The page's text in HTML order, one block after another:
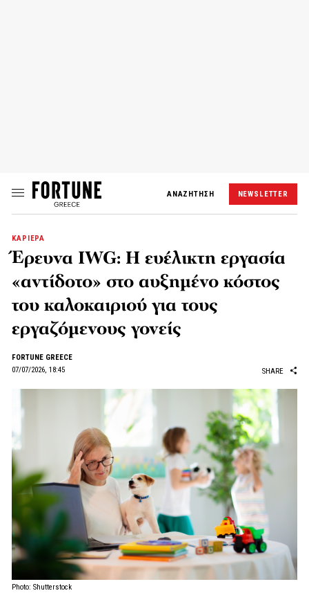
ΑΝΑΖΗΤΗΣΗ NEWSLETTER
ΚΑΡΙΕΡΑ
Έρευνα IWG: Η ευέλικτη εργασία
«αντίδοτο» στο αυξημένο κόστος
του καλοκαιριού για τους
εργαζόμενους γονείς
FORTUNE GREECE
07/07/2026, 18:45
SHARE
Photo: Shutterstock